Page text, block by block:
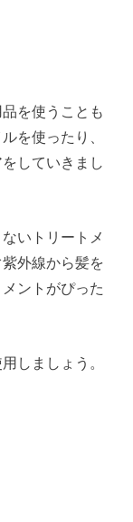
を使うことも
を使ったり、
していきまし
いトリートメ
外線から髪を
ントがぴった
しましょう。